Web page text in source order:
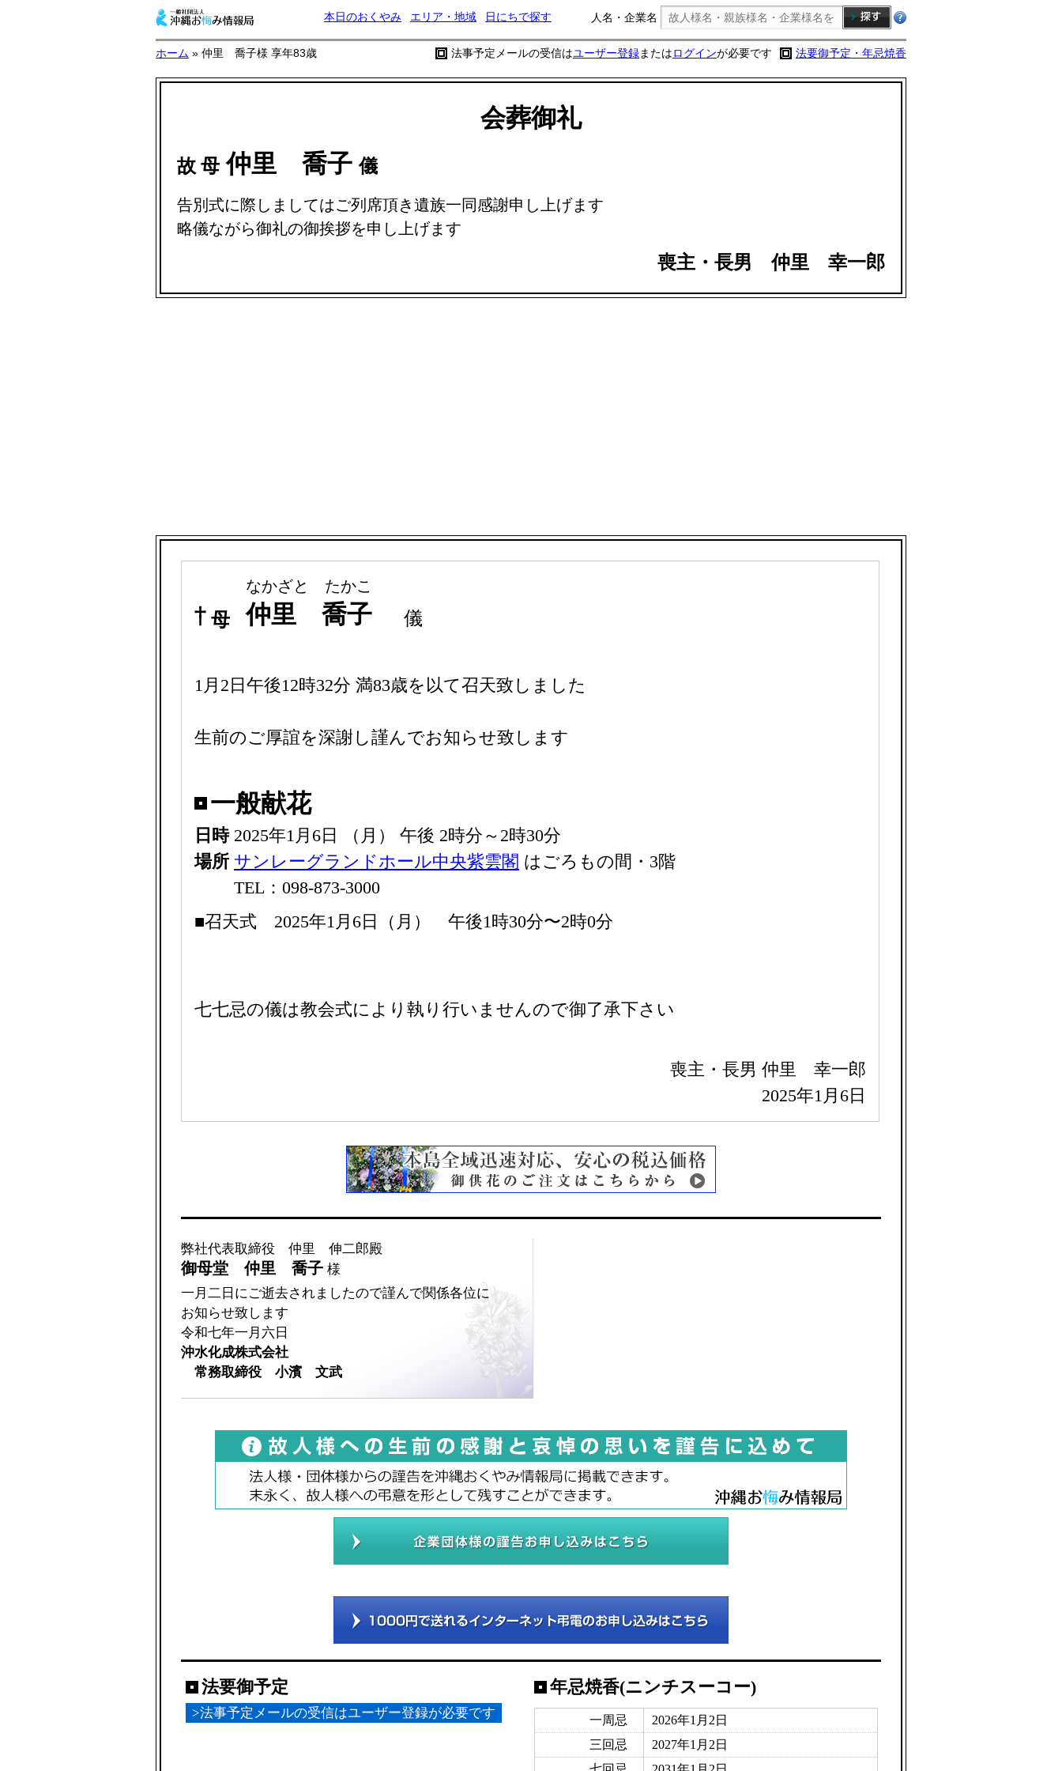
本日のおくやみ エリア・地域 日にちで探す 人名・企業名
ホーム » 仲里 喬子様 享年83歳 法要御予定・年忌焼香
法事予定メールの受信はユーザー登録またはログインが必要です
会葬御礼
故 母 仲里 喬子儀
告別式に際しましてはご列席頂き遺族一同感謝申し上げます
略儀ながら御礼の御挨拶を申し上げます
喪主・長男 仲里 幸一郎
なかざと たかこ
母 仲里 喬子 儀
1月2日午後12時32分 満83歳を以て召天致しました
生前のご厚誼を深謝し謹んでお知らせ致します
一般献花
日時 2025年1月6日 （月） 午後 2時分～2時30分
場所 サンレーグランドホール中央紫雲閣 はごろもの間・3階
TEL：098-873-3000
■召天式 2025年1月6日（月） 午後1時30分〜2時0分
七七忌の儀は教会式により執り行いませんので御了承下さい
喪主・長男 仲里 幸一郎
2025年1月6日
弊社代表取締役 仲里 伸二郎殿
御母堂 仲里 喬子 様
一月二日にご逝去されましたので謹んで関係各位に
お知らせ致します
令和七年一月六日
沖水化成株式会社
常務取締役 小濱 文武
法要御予定
>法事予定メールの受信はユーザー登録が必要です
年忌焼香(ニンチスーコー)
一周忌
2026年1月2日
三回忌
2027年1月2日